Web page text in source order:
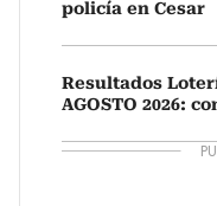
policía en Cesar
Resultados
AGOSTO 2026: